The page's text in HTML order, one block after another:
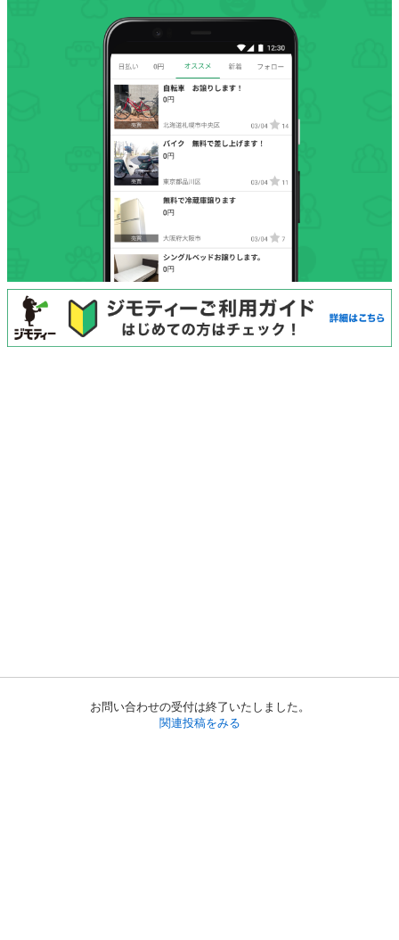
お問い合わせの受付は終了いたしました。
関連投稿をみる